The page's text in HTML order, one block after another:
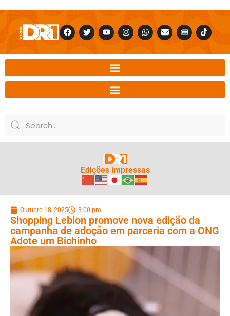
Edições impressas
Outubro 18, 2025 3:00 pm
Shopping Leblon promove nova edição da
campanha de adoção em parceria com a ONG
Adote um Bichinho